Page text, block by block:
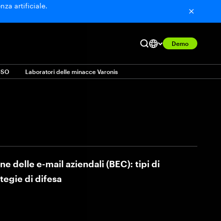
artificiale.
Demo
Laboratori delle minacce Varonis
delle e-mail aziendali (BEC): tipi di
di difesa